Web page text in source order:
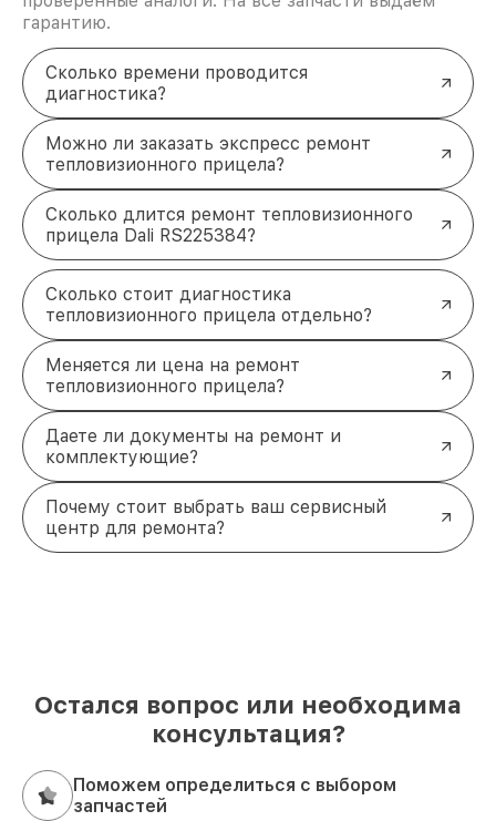
гарантию.
Сколько времени проводится
диагностика?
Можно ли заказать экспресс ремонт
тепловизионного прицела?
Сколько длится ремонт тепловизионного
прицела Dali RS225384?
Сколько стоит диагностика
тепловизионного прицела отдельно?
Меняется ли цена на ремонт
тепловизионного прицела?
Даете ли документы на ремонт и
комплектующие?
Почему стоит выбрать ваш сервисный
центр для ремонта?
Остался вопрос или необходима
консультация?
Поможем определиться с выбором
запчастей